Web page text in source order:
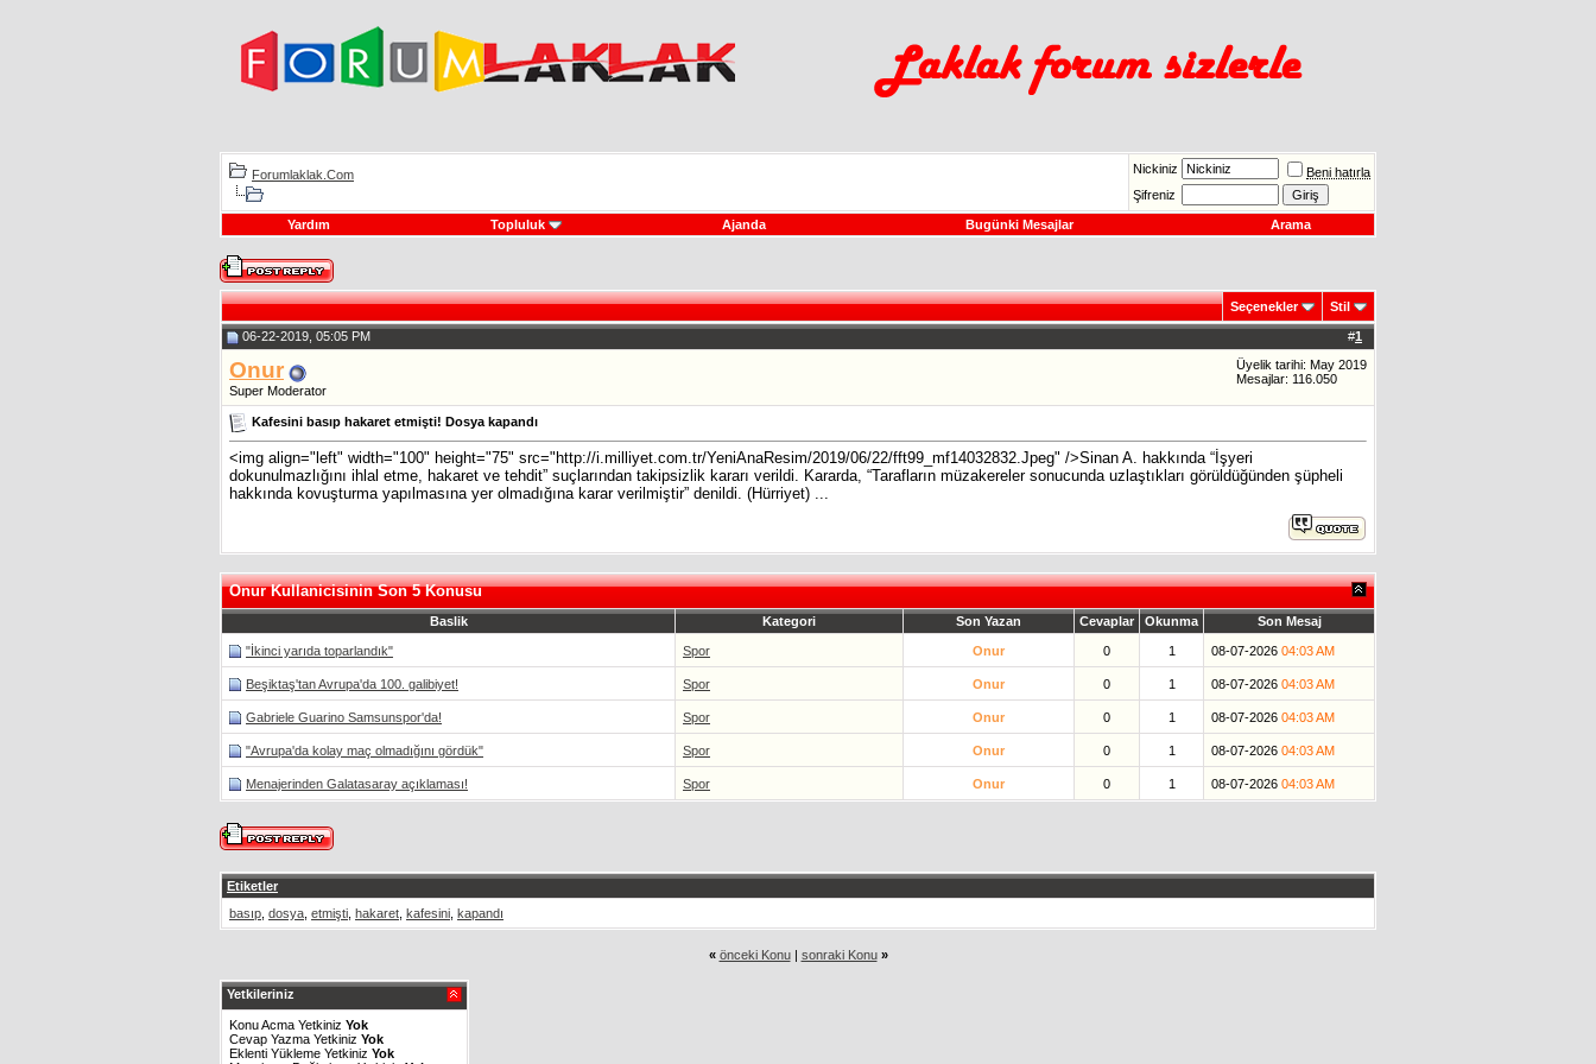
Forumlaklak.Com Nickiniz
Beni hatırla
Şifreniz
Yardım Topluluk Ajanda Bugünki Mesajlar Arama
Seçenekler Stil
#1
06-22-2019, 05:05 PM
Onur
Super Moderator
Üyelik tarihi: May 2019
Mesajlar: 116.050
Kafesini basıp hakaret etmişti! Dosya kapandı
<img align="left" width="100" height="75" src="http://i.milliyet.com.tr/YeniAnaResim/2019/06/22/fft99_mf14032832.Jpeg" />Sinan A. hakkında “İşyeri
dokunulmazlığını ihlal etme, hakaret ve tehdit” suçlarından takipsizlik kararı verildi. Kararda, “Tarafların müzakereler sonucunda uzlaştıkları görüldüğünden şüpheli
hakkında kovuşturma yapılmasına yer olmadığına karar verilmiştir” denildi. (Hürriyet) ...
Onur Kullanicisinin Son 5 Konusu
Baslik Kategori Son Yazan Cevaplar Okunma Son Mesaj
"İkinci yarıda toparlandık" Spor Onur 0 1 08-07-2026 04:03 AM
Beşiktaş'tan Avrupa'da 100. galibiyet! Spor Onur 0 1 08-07-2026 04:03 AM
Gabriele Guarino Samsunspor'da! Spor Onur 0 1 08-07-2026 04:03 AM
"Avrupa'da kolay maç olmadığını gördük" Spor Onur 0 1 08-07-2026 04:03 AM
Menajerinden Galatasaray açıklaması! Spor Onur 0 1 08-07-2026 04:03 AM
Etiketler
basıp dosya etmişti hakaret kafesini kapandı
« önceki Konu| sonraki Konu »
Yetkileriniz
Konu Acma Yetkiniz Yok
Cevap Yazma Yetkiniz Yok
Eklenti Yükleme Yetkiniz Yok